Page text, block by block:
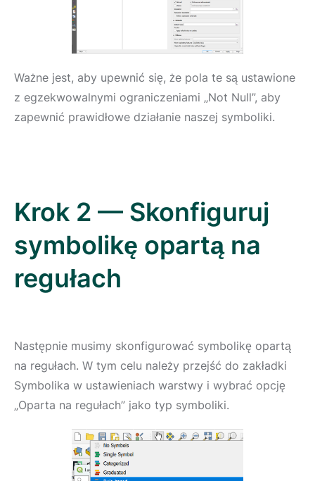
Ważne jest, aby upewnić się, że pola te są ustawione
z egzekwowalnymi ograniczeniami „Not Null”, aby
zapewnić prawidłowe działanie naszej symboliki.
Krok 2 — Skonfiguruj
symbolikę opartą na
regułach
Następnie musimy skonfigurować symbolikę opartą
na regułach. W tym celu należy przejść do zakładki
Symbolika w ustawieniach warstwy i wybrać opcję
„Oparta na regułach” jako typ symboliki.